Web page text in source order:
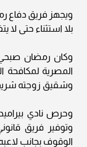
ويجهز فريق دفاع
بلا استثناء حتى لا
وكان رمضان
وشقيق زوجته شريف
وحرص نادي
وتوفير فريق
الوقوف بجانب